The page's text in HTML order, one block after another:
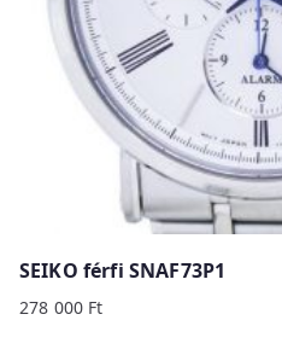
SEIKO férfi SNAF73P1
278 000 Ft